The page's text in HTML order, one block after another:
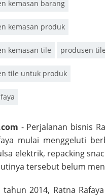
kemasan barang
kemasan produk
kemasan tile produsen tile
tile untuk produk
- Perjalanan bisnis
mulai menggeluti
elektrik, repacking
tersebut belum
tahun 2014, Ratna